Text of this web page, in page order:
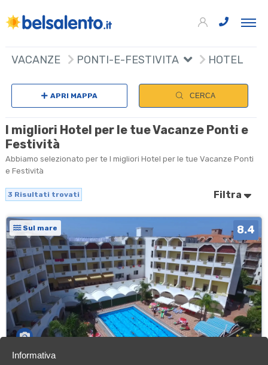
VACANZE PONTI-E-FESTIVITA HOTEL
APRI MAPPA CERCA
I migliori Hotel per le tue Vacanze Ponti e
Festività
Abbiamo selezionato per te I migliori Hotel per le tue Vacanze Ponti
e Festività
3 Risultati trovati Filtra
Sul mare 8.4
+
Informativa